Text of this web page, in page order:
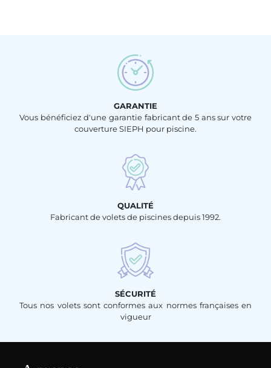
GARANTIE
Vous bénéficiez d'une garantie fabricant de 5 ans sur votre
couverture SIEPH pour piscine.
QUALITÉ
Fabricant de volets de piscines depuis 1992.
SÉCURITÉ
Tous nos volets sont conformes aux normes françaises en
vigueur